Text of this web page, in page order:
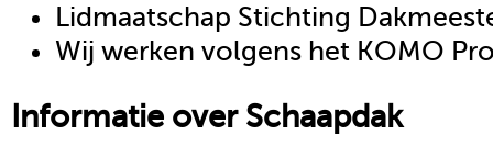
Lidmaatschap Stichting
Wij werken volgens het KOMO
Informatie over Schaapdak